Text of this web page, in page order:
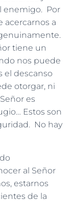
enemigo. Por
acercarnos a
tiene un
nos puede
el descanso
otorgar, ni
es
Estos son
No hay
al Señor
estarnos
de la